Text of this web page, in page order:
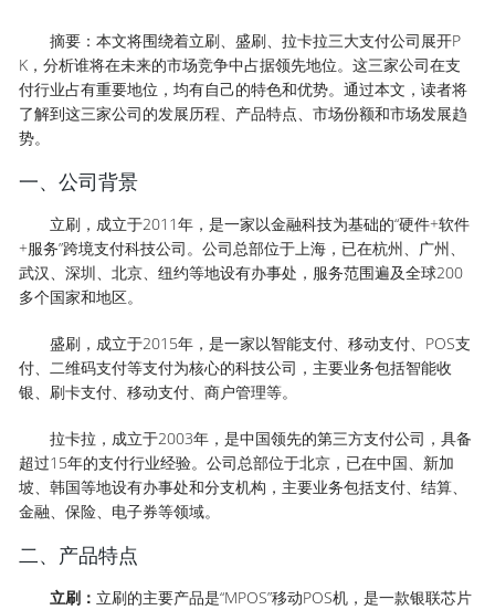
摘要：本文将围绕着立刷、盛刷、拉卡拉三大支付公司展开P
K，分析谁将在未来的市场竞争中占据领先地位。这三家公司在支
付行业占有重要地位，均有自己的特色和优势。通过本文，读者将
了解到这三家公司的发展历程、产品特点、市场份额和市场发展趋
势。
一、公司背景
立刷，成立于2011年，是一家以金融科技为基础的“硬件+软件
+服务”跨境支付科技公司。公司总部位于上海，已在杭州、广州、
武汉、深圳、北京、纽约等地设有办事处，服务范围遍及全球200
多个国家和地区。
盛刷，成立于2015年，是一家以智能支付、移动支付、POS支
付、二维码支付等支付为核心的科技公司，主要业务包括智能收
银、刷卡支付、移动支付、商户管理等。
拉卡拉，成立于2003年，是中国领先的第三方支付公司，具备
超过15年的支付行业经验。公司总部位于北京，已在中国、新加
坡、韩国等地设有办事处和分支机构，主要业务包括支付、结算、
金融、保险、电子券等领域。
二、产品特点
立刷： 立刷的主要产品是“MPOS”移动POS机，是一款银联芯片